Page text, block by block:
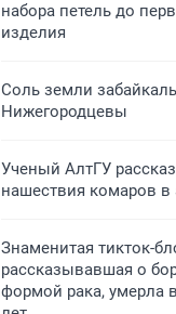
набора петель до
изделия
Соль земли
Нижегородцевы
Ученый АлтГУ
нашествия комаров в
Знаменитая тикток-
рассказывавшая о
формой рака, умерла